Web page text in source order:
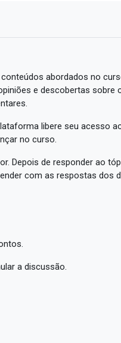
abordados no
e descobertas sobre
libere seu acesso
no curso.
Depois de responder ao
com as respostas dos
a discussão.